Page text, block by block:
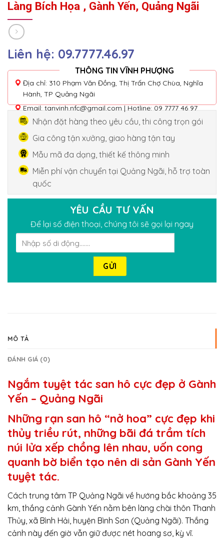
Làng Bích Họa , Gành Yến, Quảng Ngãi
Liên hệ: 09.7777.46.97
THÔNG TIN VĨNH PHƯỢNG
Địa chỉ: 310 Phạm Văn Đồng, Thị Trấn Chợ Chùa, Nghĩa
Hành, TP Quảng Ngãi
Email: tanvinh.nfc@gmail.com | Hotline: 09 7777 46 97
Nhận đặt hàng theo yêu cầu, thi công trọn gói
Gia công tận xưởng, giao hàng tận tay
Mẫu mã đa dạng, thiết kế thông minh
Miễn phí vận chuyển tại Quảng Ngãi, hỗ trợ toàn
quốc
YÊU CẦU TƯ VẤN
Để lại số điện thoại, chúng tôi sẽ gọi lại ngay
MÔ TẢ
ĐÁNH GIÁ (0)
Ngắm tuyệt tác san hô cực đẹp ở Gành
Yến – Quảng Ngãi
Những rạn san hô “nở hoa” cực đẹp khi
thủy triều rút, những bãi đá trầm tích
núi lửa xếp chồng lên nhau, uốn cong
quanh bờ biển tạo nên di sản Gành Yến
tuyệt tác.
Cách trung tâm TP Quảng Ngãi về hướng bắc khoảng 35
km, thắng cảnh Gành Yến nằm bên làng chài thôn Thanh
Thủy, xã Bình Hải, huyện Bình Sơn (Quảng Ngãi). Thắng
cảnh này đến giờ vẫn giữ được nét hoang sơ, kỳ vĩ.